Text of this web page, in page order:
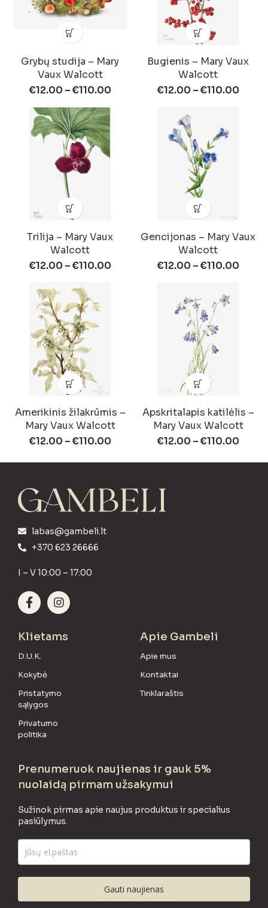
Grybų studija – Mary
Vaux Walcott
€12.00 –€110.00
Bugienis – Mary Vaux
Walcott
€12.00 –€110.00
Trilija – Mary Vaux
Walcott
€12.00 –€110.00
Gencijonas – Mary Vaux
Walcott
€12.00 –€110.00
Amerikinis žilakrūmis –
Mary Vaux Walcott
€12.00 –€110.00
Apskritalapis katilėlis –
Mary Vaux Walcott
€12.00 –€110.00
labas@gambeli.lt
+370 623 26666
I – V 10:00 – 17:00
Klietams
D.U.K.
Kokybė
Pristatymo
sąlygos
Privatumo
politika
Apie Gambeli
Apie mus
Kontaktai
Tinklaraštis
Prenumeruok naujienas ir gauk 5%
nuolaidą pirmam užsakymui
Sužinok pirmas apie naujus produktus ir specialius
pasiūlymus.
Gauti naujienas